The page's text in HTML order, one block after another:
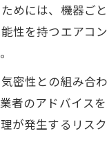
めには、機器ご
性を持つエアコ
密性との組み合
者のアドバイス
が発生するリス